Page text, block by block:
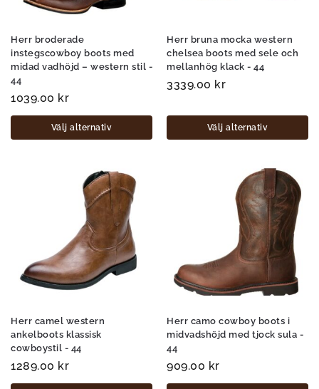
Herr broderade
instegscowboy boots med
midad vadhöjd – western stil -
44
1039.00 kr
Välj alternativ
Herr bruna mocka western
chelsea boots med sele och
mellanhög klack - 44
3339.00 kr
Välj alternativ
Herr camel western
ankelboots klassisk
cowboystil - 44
1289.00 kr
Herr camo cowboy boots i
midvadshöjd med tjock sula -
44
909.00 kr